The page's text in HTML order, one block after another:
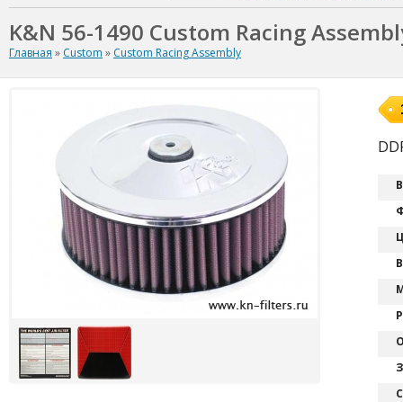
K&N 56-1490 Custom Racing
Главная » Custom » Custom Racing Assembly